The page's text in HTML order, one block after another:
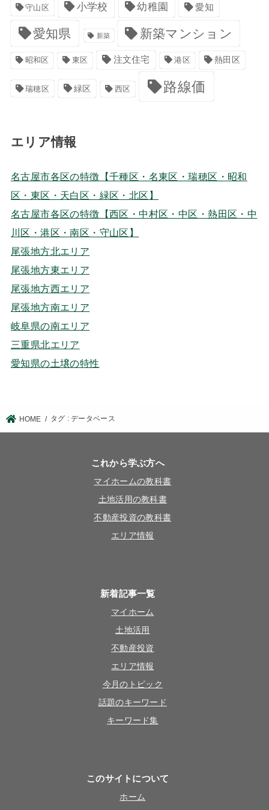
守山区 小学校 幼稚園 愛知
愛知県 新築 新築マンション
昭和区 東区 注文住宅 港区 熱田区
瑞穂区 緑区 西区 路線価
エリア情報
名古屋市各区の特徴【千種区・名東区・瑞穂区・昭和
区・東区・天白区・緑区・北区】
名古屋市各区の特徴【西区・中村区・中区・熱田区・中
川区・港区・南区・守山区】
尾張地方北エリア
尾張地方東エリア
尾張地方西エリア
尾張地方南エリア
岐阜県の南エリア
三重県北エリア
愛知県の土壌の特性
HOME タグ : データベース
これから学ぶ方へ
マイホームの教科書
土地活用の教科書
不動産投資の教科書
エリア情報
新着記事一覧
マイホーム
土地活用
不動産投資
エリア情報
今月のトピック
話題のキーワード
キーワード集
このサイトについて
ホーム